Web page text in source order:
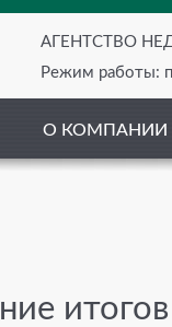
АГЕНТСТВО
Режим работы:
О КОМПАНИИ